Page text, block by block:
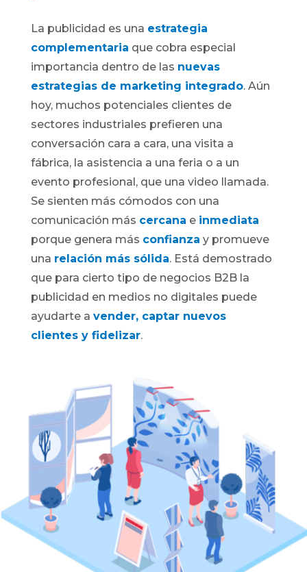
La publicidad es una estrategia
complementaria que cobra especial
importancia dentro de las nuevas
estrategias de marketing integrado. Aún
hoy, muchos potenciales clientes de
sectores industriales prefieren una
conversación cara a cara, una visita a
fábrica, la asistencia a una feria o a un
evento profesional, que una video llamada.
Se sienten más cómodos con una
comunicación más cercana e inmediata
porque genera más confianza y promueve
una relación más sólida. Está demostrado
que para cierto tipo de negocios B2B la
publicidad en medios no digitales puede
ayudarte a vender, captar nuevos
clientes y fidelizar.